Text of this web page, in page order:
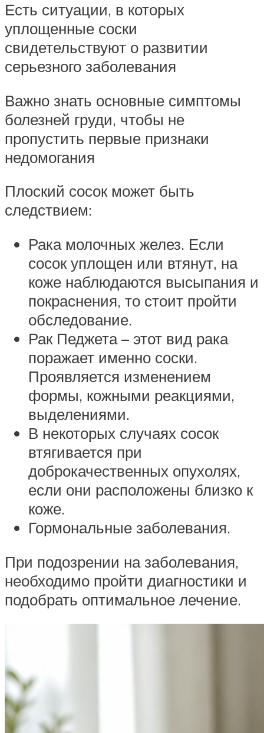
Есть ситуации, в которых
уплощенные соски
свидетельствуют о развитии
серьезного заболевания
Важно знать основные симптомы
болезней груди, чтобы не
пропустить первые признаки
недомогания
Плоский сосок может быть
следствием:
Рака молочных желез. Если
сосок уплощен или втянут, на
коже наблюдаются высыпания и
покраснения, то стоит пройти
обследование.
Рак Педжета – этот вид рака
поражает именно соски.
Проявляется изменением
формы, кожными реакциями,
выделениями.
В некоторых случаях сосок
втягивается при
доброкачественных опухолях,
если они расположены близко к
коже.
Гормональные заболевания.
При подозрении на заболевания,
необходимо пройти диагностики и
подобрать оптимальное лечение.